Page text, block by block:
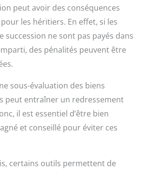
peut avoir des conséquences
les héritiers. En effet, si les
succession ne sont pas payés dans
des pénalités peuvent être
sous-évaluation des biens
peut entraîner un redressement
il est essentiel d’être bien
et conseillé pour éviter ces
certains outils permettent de